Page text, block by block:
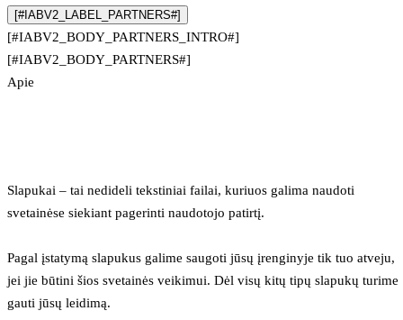
[#IABV2_LABEL_PARTNERS#]
[#IABV2_BODY_PARTNERS_INTRO#]
[#IABV2_BODY_PARTNERS#]
Apie
Slapukai – tai nedideli tekstiniai failai, kuriuos galima naudoti
svetainėse siekiant pagerinti naudotojo patirtį.
Pagal įstatymą slapukus galime saugoti jūsų įrenginyje tik tuo atveju,
jei jie būtini šios svetainės veikimui. Dėl visų kitų tipų slapukų turime
gauti jūsų leidimą.